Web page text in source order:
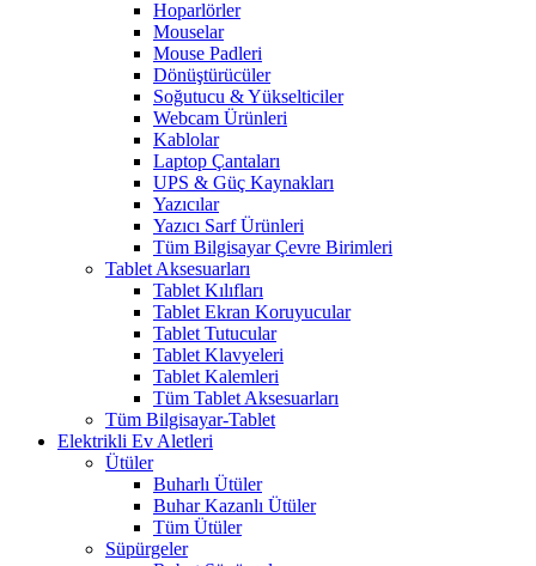
Hoparlörler
Mouselar
Mouse Padleri
Dönüştürücüler
Soğutucu & Yükselticiler
Webcam Ürünleri
Kablolar
Laptop Çantaları
UPS & Güç Kaynakları
Yazıcılar
Yazıcı Sarf Ürünleri
Tüm Bilgisayar Çevre Birimleri
Tablet Aksesuarları
Tablet Kılıfları
Tablet Ekran Koruyucular
Tablet Tutucular
Tablet Klavyeleri
Tablet Kalemleri
Tüm Tablet Aksesuarları
Tüm Bilgisayar-Tablet
Elektrikli Ev Aletleri
Ütüler
Buharlı Ütüler
Buhar Kazanlı Ütüler
Tüm Ütüler
Süpürgeler